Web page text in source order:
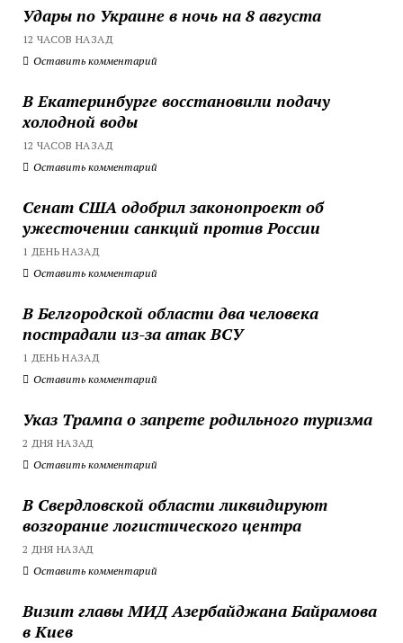
Удары по Украине в ночь на 8 августа
12 ЧАСОВ НАЗАД
Оставить комментарий
В Екатеринбурге восстановили подачу
холодной воды
12 ЧАСОВ НАЗАД
Оставить комментарий
Сенат США одобрил законопроект об
ужесточении санкций против России
1 ДЕНЬ НАЗАД
Оставить комментарий
В Белгородской области два человека
пострадали из-за атак ВСУ
1 ДЕНЬ НАЗАД
Оставить комментарий
Указ Трампа о запрете родильного туризма
2 ДНЯ НАЗАД
Оставить комментарий
В Свердловской области ликвидируют
возгорание логистического центра
2 ДНЯ НАЗАД
Оставить комментарий
Визит главы МИД Азербайджана Байрамова
в Киев